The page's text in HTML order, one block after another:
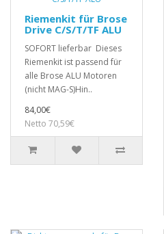
Riemenkit für Brose
Drive C/S/T/TF ALU
SOFORT lieferbar Dieses
Riemenkit ist passend für
alle Brose ALU Motoren
(nicht MAG-S)Hin..
84,00€
Netto 70,59€